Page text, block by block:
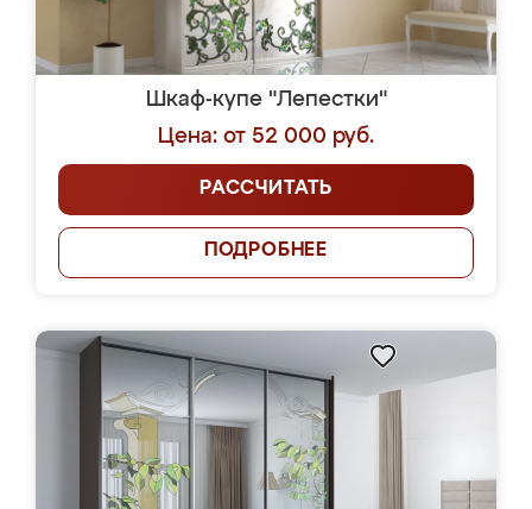
Шкаф-купе "Лепестки"
Цена: от 52 000 руб.
РАССЧИТАТЬ
ПОДРОБНЕЕ